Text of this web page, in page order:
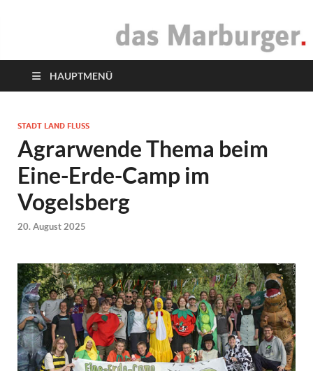
das Marburger.
HAUPTMENÜ
STADT LAND FLUSS
Agrarwende Thema beim
Eine-Erde-Camp im
Vogelsberg
20. August 2025